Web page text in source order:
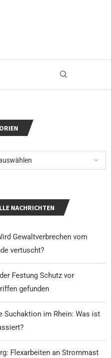
NACHRICHTEN
Gewaltverbrechen vom
vertuscht?
Festung Schutz vor
gefunden
Suchaktion im Rhein: Was ist
Flexarbeiten an Strommast